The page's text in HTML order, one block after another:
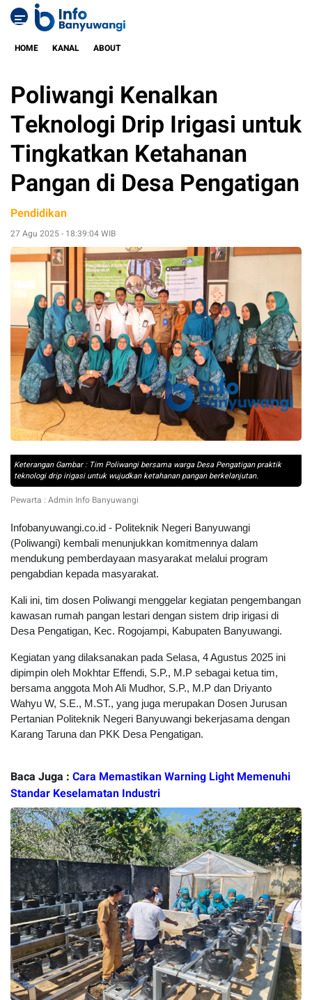
HOME KANAL ABOUT
Poliwangi Kenalkan
Teknologi Drip Irigasi untuk
Tingkatkan Ketahanan
Pangan di Desa Pengatigan
Pendidikan
27 Agu 2025 - 18:39:04 WIB
Keterangan Gambar : Tim Poliwangi bersama warga Desa Pengatigan praktik
teknologi drip irigasi untuk wujudkan ketahanan pangan berkelanjutan.
Pewarta : Admin Info Banyuwangi
Infobanyuwangi.co.id - Politeknik Negeri Banyuwangi
(Poliwangi) kembali menunjukkan komitmennya dalam
mendukung pemberdayaan masyarakat melalui program
pengabdian kepada masyarakat.
Kali ini, tim dosen Poliwangi menggelar kegiatan pengembangan
kawasan rumah pangan lestari dengan sistem drip irigasi di
Desa Pengatigan, Kec. Rogojampi, Kabupaten Banyuwangi.
Kegiatan yang dilaksanakan pada Selasa, 4 Agustus 2025 ini
dipimpin oleh Mokhtar Effendi, S.P., M.P sebagai ketua tim,
bersama anggota Moh Ali Mudhor, S.P., M.P dan Driyanto
Wahyu W, S.E., M.ST., yang juga merupakan Dosen Jurusan
Pertanian Politeknik Negeri Banyuwangi bekerjasama dengan
Karang Taruna dan PKK Desa Pengatigan.
Baca Juga : Cara Memastikan Warning Light Memenuhi
Standar Keselamatan Industri